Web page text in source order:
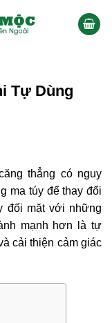
Tự Dùng
thẳng có nguy
ma túy để thay đổi
đối mặt với những
mạnh hơn là tự
cải thiện cảm giác